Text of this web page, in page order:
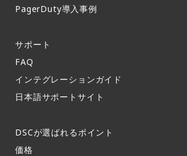
PagerDuty導入事例​
サポート​
FAQ​
インテグレーションガイド​
日本語サポートサイト​
DSCが選ばれるポイント
価格